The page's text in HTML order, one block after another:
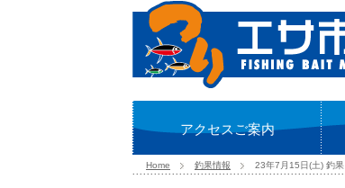
アクセスご案内
Home 釣果情報 23年7月15日(土) 釣果